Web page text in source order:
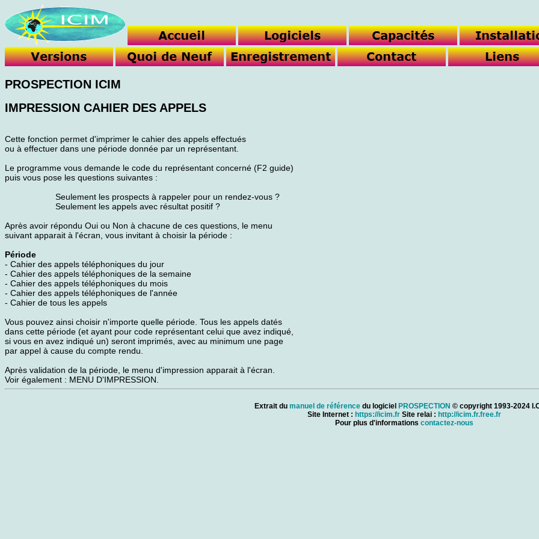
PROSPECTION ICIM
IMPRESSION CAHIER DES APPELS
Cette fonction permet d'imprimer le cahier des appels effectués
ou à effectuer dans une période donnée par un représentant.
Le programme vous demande le code du représentant concerné (F2 guide)
puis vous pose les questions suivantes :
Seulement les prospects à rappeler pour un rendez-vous ?
Seulement les appels avec résultat positif ?
Après avoir répondu Oui ou Non à chacune de ces questions, le menu
suivant apparait à l'écran, vous invitant à choisir la période :
Période
- Cahier des appels téléphoniques du jour
- Cahier des appels téléphoniques de la semaine
- Cahier des appels téléphoniques du mois
- Cahier des appels téléphoniques de l'année
- Cahier de tous les appels
Vous pouvez ainsi choisir n'importe quelle période. Tous les appels datés
dans cette période (et ayant pour code représentant celui que avez indiqué,
si vous en avez indiqué un) seront imprimés, avec au minimum une page
par appel à cause du compte rendu.
Après validation de la période, le menu d'impression apparait à l'écran.
Voir également : MENU D'IMPRESSION.
Extrait du manuel de référence du logiciel PROSPECTION © copyright 1993-2024
Site Internet : https://icim.fr Site relai : http://icim.fr.free.fr
Pour plus d'informations contactez-nous